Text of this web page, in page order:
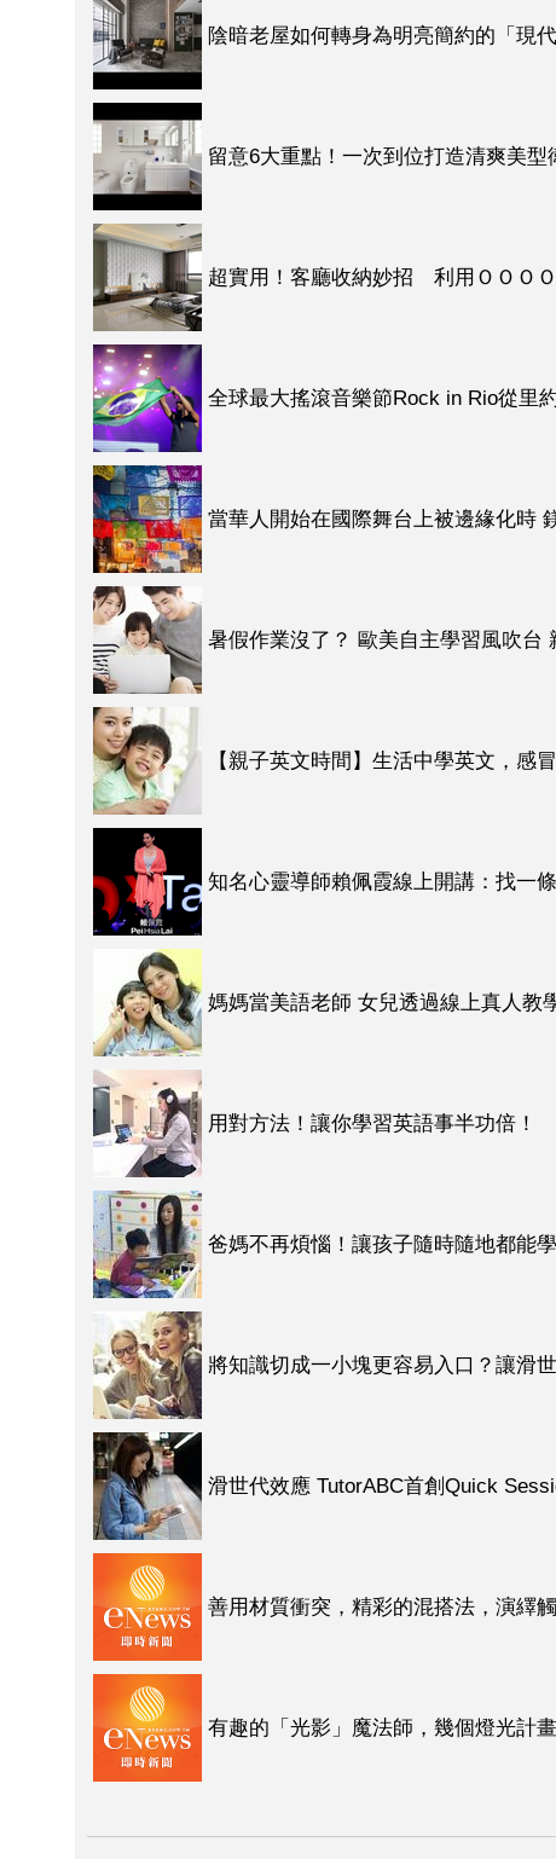
陰暗老屋如何轉身為明亮簡約的「現
留意6大重點！一次到位打造清爽美型
超實用！客廳收納妙招 利用ＯＯＯ
全球最大搖滾音樂節Rock in Rio從里
當華人開始在國際舞台上被邊緣化時
暑假作業沒了？ 歐美自主學習風吹台
【親子英文時間】生活中學英文，感
知名心靈導師賴佩霞線上開講：找一
媽媽當美語老師 女兒透過線上真人教
用對方法！讓你學習英語事半功倍！
爸媽不再煩惱！讓孩子隨時隨地都能
將知識切成一小塊更容易入口？讓滑
滑世代效應 TutorABC首創Quick
市都是我的行動教室！
善用材質衝突，精彩的混搭法，演繹
有趣的「光影」魔法師，幾個燈光計